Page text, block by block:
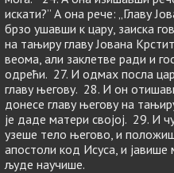
искати?” А она рече: „Главу
брзо ушавши к цару, заиска
на тањиру главу Јована
веома, али заклетве ради и
одрећи. 27. И одмах посла
главу његову. 28. И он
донесе главу његову на
је даде матери својој. 29. И
узеше тело његово, и
апостоли код Исуса, и
људе научише.